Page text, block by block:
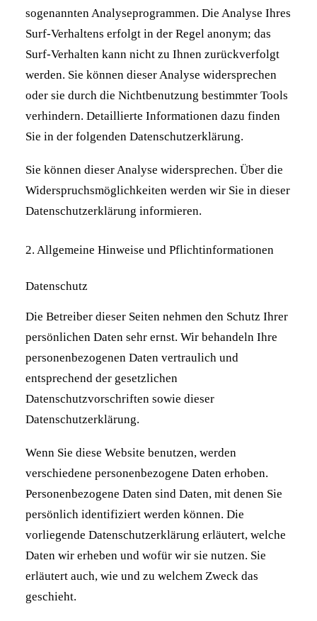
sogenannten Analyseprogrammen. Die Analyse Ihres
Surf-Verhaltens erfolgt in der Regel anonym; das
Surf-Verhalten kann nicht zu Ihnen zurückverfolgt
werden. Sie können dieser Analyse widersprechen
oder sie durch die Nichtbenutzung bestimmter Tools
verhindern. Detaillierte Informationen dazu finden
Sie in der folgenden Datenschutzerklärung.
Sie können dieser Analyse widersprechen. Über die
Widerspruchsmöglichkeiten werden wir Sie in dieser
Datenschutzerklärung informieren.
2. Allgemeine Hinweise und Pflichtinformationen
Datenschutz
Die Betreiber dieser Seiten nehmen den Schutz Ihrer
persönlichen Daten sehr ernst. Wir behandeln Ihre
personenbezogenen Daten vertraulich und
entsprechend der gesetzlichen
Datenschutzvorschriften sowie dieser
Datenschutzerklärung.
Wenn Sie diese Website benutzen, werden
verschiedene personenbezogene Daten erhoben.
Personenbezogene Daten sind Daten, mit denen Sie
persönlich identifiziert werden können. Die
vorliegende Datenschutzerklärung erläutert, welche
Daten wir erheben und wofür wir sie nutzen. Sie
erläutert auch, wie und zu welchem Zweck das
geschieht.